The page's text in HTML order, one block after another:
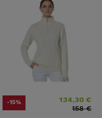
-15% 134,30 €
Prix ​​habituel
158 €